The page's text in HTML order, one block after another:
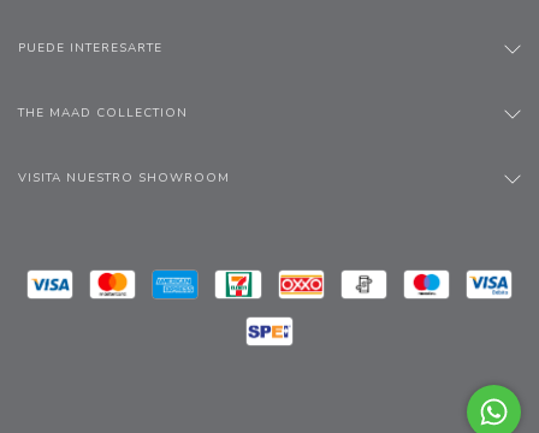
PUEDE INTERESARTE
THE MAAD COLLECTION
VISITA NUESTRO SHOWROOM